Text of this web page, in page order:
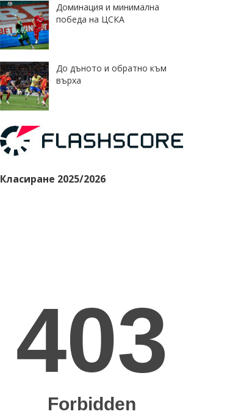
Доминация и минимална
победа на ЦСКА
До дъното и обратно към
върха
Класиране 2025/2026